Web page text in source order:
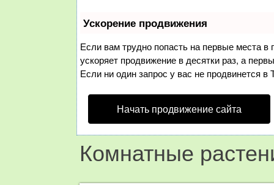
Ускорение продвижения
Если вам трудно попасть на первые места в
ускоряет продвижение в десятки раз, а
Если ни один запрос у вас не продвинется в
Начать продвижение сайта
Комнатные